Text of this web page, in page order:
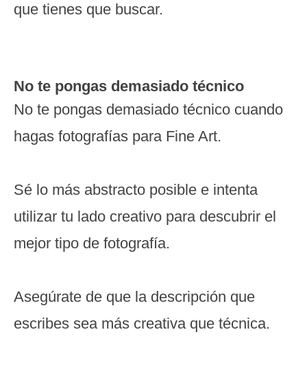
que tienes que buscar.
No te pongas demasiado técnico
No te pongas demasiado técnico cuando
hagas fotografías para Fine Art.
Sé lo más abstracto posible e intenta
utilizar tu lado creativo para descubrir el
mejor tipo de fotografía.
Asegúrate de que la descripción que
escribes sea más creativa que técnica.